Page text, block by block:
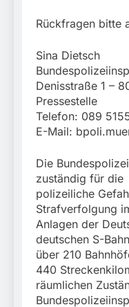
Rückfragen bitte
Sina Dietsch
Denisstraße 1 –
Pressestelle
Telefon: 089
E-Mail:
Die
zuständig für die
polizeiliche
Strafverfolgung
Anlagen der
deutschen S-
über 210
440
räumlichen